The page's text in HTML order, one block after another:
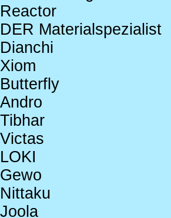
Reactor
DER Materialspezialist
Dianchi
Xiom
Butterfly
Andro
Tibhar
Victas
LOKI
Gewo
Nittaku
Joola